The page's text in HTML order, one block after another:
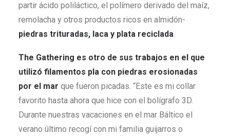
partir ácido poliláctico, el polímero derivado del maíz,
remolacha y otros productos ricos en almidón-
piedras trituradas, laca y plata reciclada.
The Gathering es otro de sus trabajos en el que
utilizó filamentos pla con piedras erosionadas
por el mar que fueron picadas. “Este es mi collar
favorito hasta ahora que hice con el bolígrafo 3D.
Durante nuestras vacaciones en el mar Báltico el
verano último recogí con mi familia guijarros o